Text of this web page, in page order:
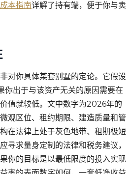
本指南详解了持有端，便于你与卖
对你具体某套别墅的定论。它假设
你出于与该资产无关的原因需要在
值就较低。文中数字为2026年的
观区位、租约期限、建造质量和管
在法律上处于灰色地带、租期极短
寻求量身定制的法律和税务建议，
你的目标是以最低限度的投入实现